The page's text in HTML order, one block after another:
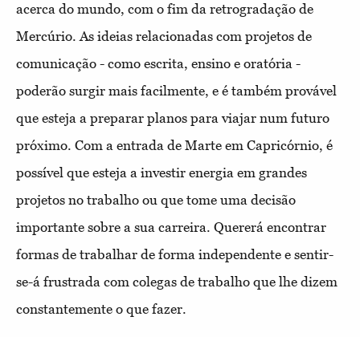
acerca do mundo, com o fim da retrogradação de
Mercúrio. As ideias relacionadas com projetos de
comunicação - como escrita, ensino e oratória -
poderão surgir mais facilmente, e é também provável
que esteja a preparar planos para viajar num futuro
próximo. Com a entrada de Marte em Capricórnio, é
possível que esteja a investir energia em grandes
projetos no trabalho ou que tome uma decisão
importante sobre a sua carreira. Quererá encontrar
formas de trabalhar de forma independente e sentir-
se-á frustrada com colegas de trabalho que lhe dizem
constantemente o que fazer.